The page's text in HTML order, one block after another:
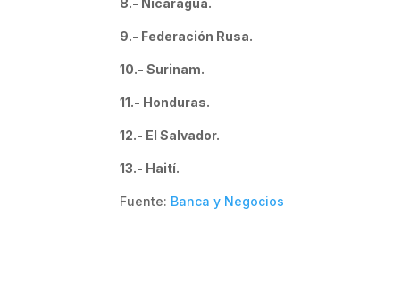
8.- Nicaragua.
9.- Federación Rusa.
10.- Surinam.
11.- Honduras.
12.- El Salvador.
13.- Haití.
Fuente: Banca y Negocios